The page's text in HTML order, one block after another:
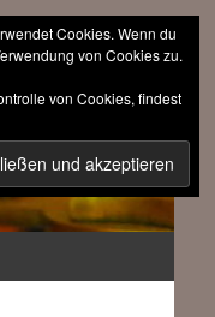
Cookies. Wenn du
von Cookies zu.
von Cookies, findest